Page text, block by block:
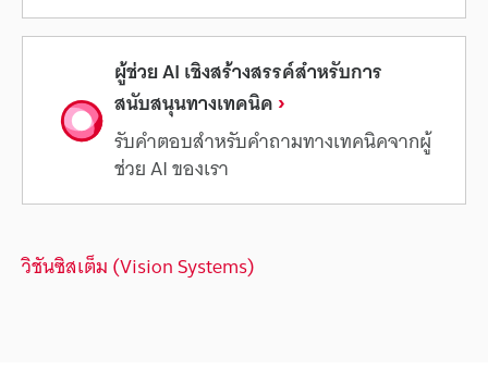
ผู้ช่วย AI เชิงสร้างสรรค์สำหรับการ
สนับสนุนทางเทคนิค
รับคำตอบสำหรับคำถามทางเทคนิคจากผู้
ช่วย AI ของเรา
วิชันซิสเต็ม (Vision Systems)